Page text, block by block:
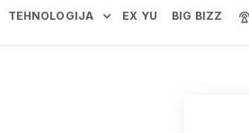
TEHNOLOGIJA EX YU BIG BIZZ